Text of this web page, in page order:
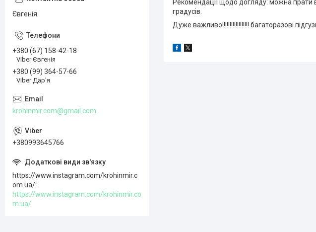
Рекомендації щодо догляду: можна прати
градусів.
Дуже важливо!!!!!!!!!!!!!!!!!! багаторазові
Євгенія
+380 (67) 158-42-18
Viber Євгенія
+380 (99) 364-57-66
Viber Дар'я
krohinmir.com@gmail.com
+380993645766
https://www.instagram.com/krohinmir.c
om.ua/
https://www.instagram.com/krohinmir.co
m.ua/